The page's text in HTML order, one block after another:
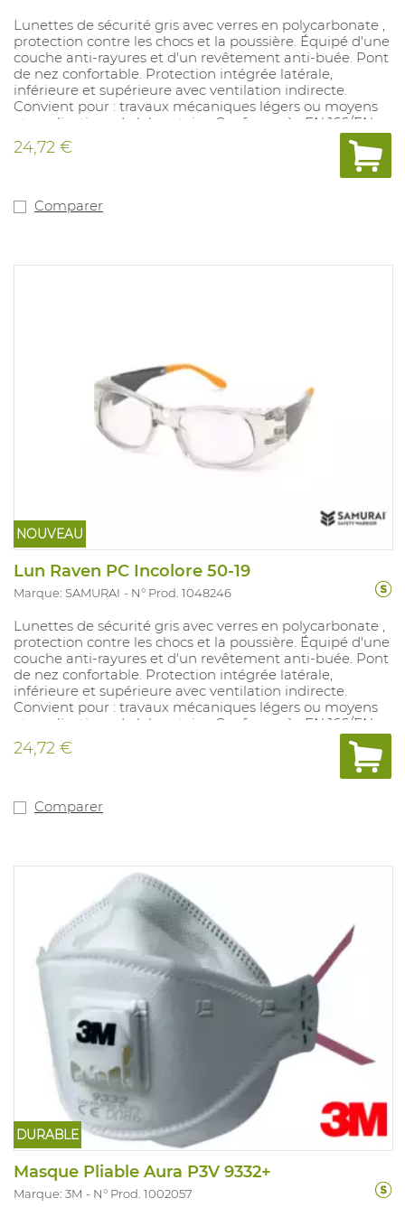
Lunettes de sécurité gris avec verres en polycarbonate ,
protection contre les chocs et la poussière. Équipé d'une
couche anti-rayures et d'un revêtement anti-buée. Pont
de nez confortable. Protection intégrée latérale,
inférieure et supérieure avec ventilation indirecte.
Convient pour : travaux mécaniques légers ou moyens
et applications de laboratoire. Conforme à : EN 166/EN
170 2-1,2 1 FT KN.
24,72 €
Comparer
NOUVEAU
Lun Raven PC Incolore 50-19
Marque: SAMURAI N° Prod. 1048246
Lunettes de sécurité gris avec verres en polycarbonate ,
protection contre les chocs et la poussière. Équipé d'une
couche anti-rayures et d'un revêtement anti-buée. Pont
de nez confortable. Protection intégrée latérale,
inférieure et supérieure avec ventilation indirecte.
Convient pour : travaux mécaniques légers ou moyens
et applications de laboratoire. Conforme à : EN 166/EN
170 2-1,2 1 FT KN.
24,72 €
Comparer
DURABLE
Masque Pliable Aura P3V 9332+
Marque: 3M N° Prod. 1002057